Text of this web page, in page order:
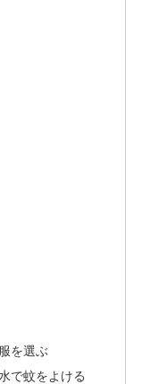
を選ぶ
で蚊をよける